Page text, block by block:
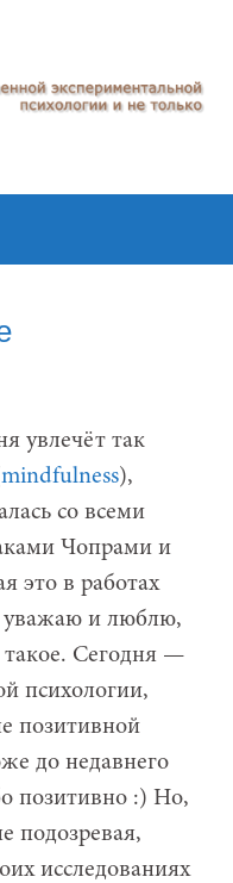
увлечёт так
mindfulness),
со всеми
Чопрами и
это в работах
уважаю и люблю,
такое. Сегодня —
психологии,
позитивной
до недавнего
позитивно :) Но,
подозревая,
исследованиях